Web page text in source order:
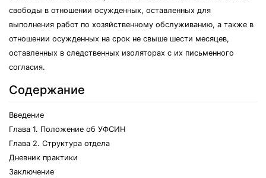
свободы в отношении осужденных, оставленных для
выполнения работ по хозяйственному обслуживанию, а также в
отношении осужденных на срок не свыше шести месяцев,
оставленных в следственных изоляторах с их письменного
согласия.
Содержание
Введение
Глава 1. Положение об УФСИН
Глава 2. Структура отдела
Дневник практики
Заключение